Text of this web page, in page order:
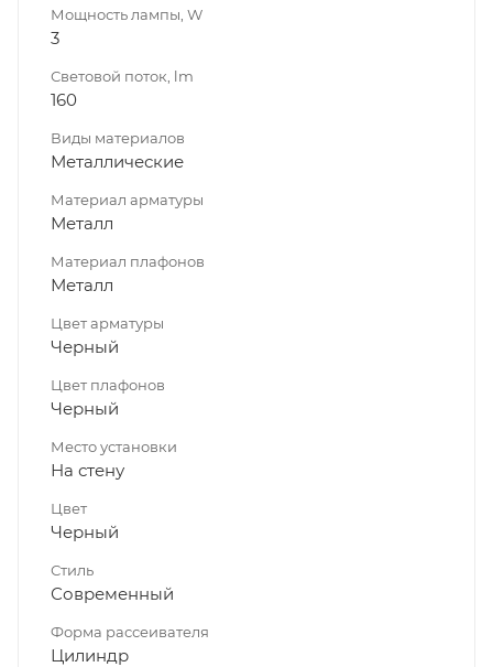
Мощность лампы, W
3
Световой поток, lm
160
Виды материалов
Металлические
Материал арматуры
Металл
Материал плафонов
Металл
Цвет арматуры
Черный
Цвет плафонов
Черный
Место установки
На стену
Цвет
Черный
Стиль
Современный
Форма рассеивателя
Цилиндр